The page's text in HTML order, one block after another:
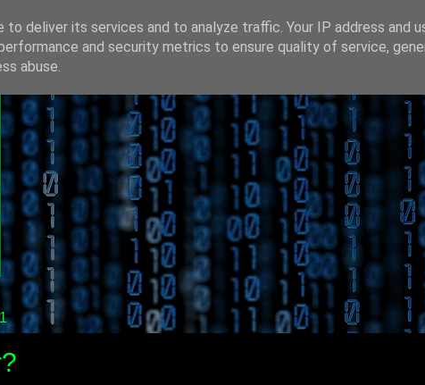
deliver its services and to analyze traffic. Your IP address and
and security metrics to ensure quality of service,
abuse.